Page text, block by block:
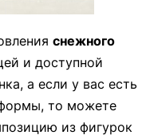
снежного
и доступной
а если у вас есть
то можете
из фигурок